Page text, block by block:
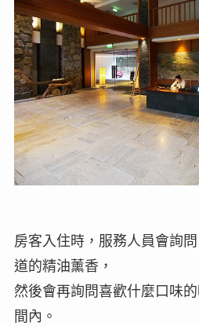
房客入住時，服務人員會詢
道的精油薰香，
然後會再詢問喜歡什麼口味
間內。